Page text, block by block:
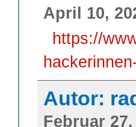
April 10,
https://
Autor:
Februar